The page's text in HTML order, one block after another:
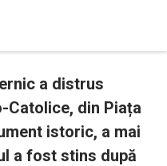
a distrus
Catolice, din Piața
istoric, a mai
a fost stins după